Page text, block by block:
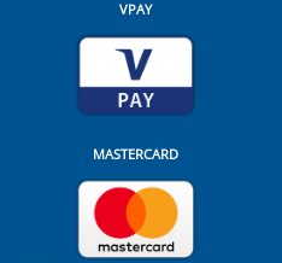
VPAY
MASTERCARD